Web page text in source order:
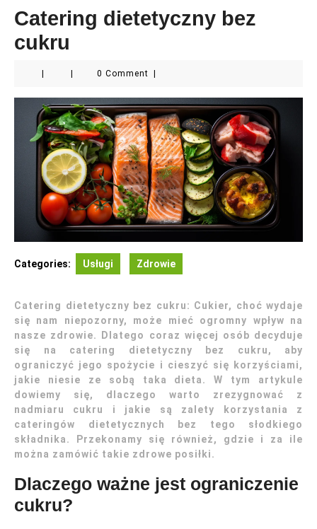
Catering dietetyczny bez
cukru
0 Comment
Categories: Usługi Zdrowie
Catering dietetyczny bez cukru: Cukier, choć wydaje
się nam niepozorny, może mieć ogromny wpływ na
nasze zdrowie. Dlatego coraz więcej osób decyduje
się na catering dietetyczny bez cukru, aby
ograniczyć jego spożycie i cieszyć się korzyściami,
jakie niesie ze sobą taka dieta. W tym artykule
dowiemy się, dlaczego warto zrezygnować z
nadmiaru cukru i jakie są zalety korzystania z
cateringów dietetycznych bez tego słodkiego
składnika. Przekonamy się również, gdzie i za ile
można zamówić takie zdrowe posiłki.
Dlaczego ważne jest ograniczenie
cukru?